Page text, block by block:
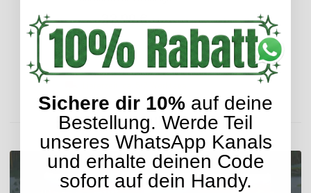
33,99 €
ENTDECKEN SIE UNSER SORTIMENT
Sichere dir 10% auf deine
Bestellung. Werde Teil
unseres WhatsApp Kanals
und erhalte deinen Code
sofort auf dein Handy.